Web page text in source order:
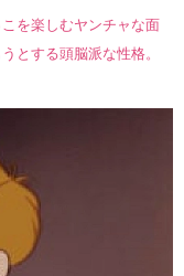
を楽しむヤンチャな面
とする頭脳派な性格。